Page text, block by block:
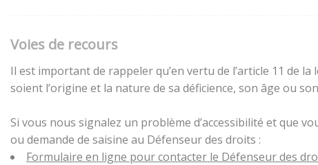
Voies de recours
Il est important de rappeler qu’en vertu de l’article 11 de
soient l’origine et la nature de sa déficience, son âge ou
Si vous nous signalez un problème d’accessibilité et que
ou demande de saisine au Défenseur des droits :
Formulaire en ligne pour contacter le Défenseur des